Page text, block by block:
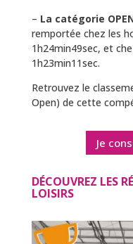
– La catégorie
remportée chez les
1h24min49sec, et
1h23min11sec.
Retrouvez le
Open) de cette
Je
DÉCOUVREZ LES
LOISIRS